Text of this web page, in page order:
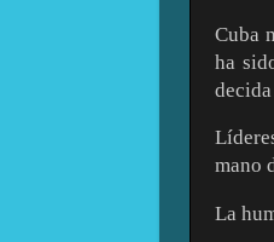
Cuba
ha
mano
La